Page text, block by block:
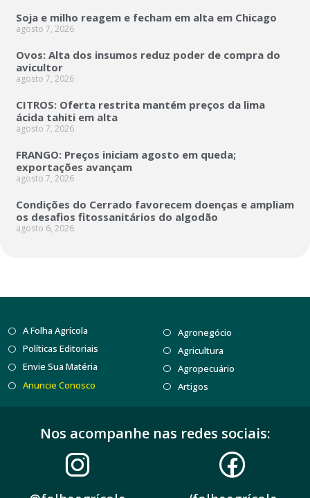
Soja e milho reagem e fecham em alta em Chicago
agosto 7, 2026
Ovos: Alta dos insumos reduz poder de compra do
avicultor
agosto 7, 2026
CITROS: Oferta restrita mantém preços da lima
ácida tahiti em alta
agosto 7, 2026
FRANGO: Preços iniciam agosto em queda;
exportações avançam
agosto 7, 2026
Condições do Cerrado favorecem doenças e ampliam
os desafios fitossanitários do algodão
agosto 6, 2026
A Folha Agrícola
Políticas Editoriais
Envie Sua Matéria
Anuncie Conosco
Agronegócio
Agricultura
Agropecuário
Artigos
Nos acompanhe nas redes sociais: